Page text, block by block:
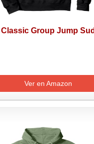
Classic Group Jump
Ver en Amazon